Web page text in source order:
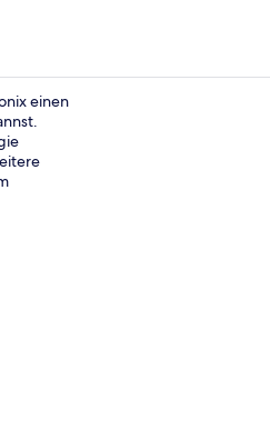
2 Bars/Lounges, Cocktailbar
einen